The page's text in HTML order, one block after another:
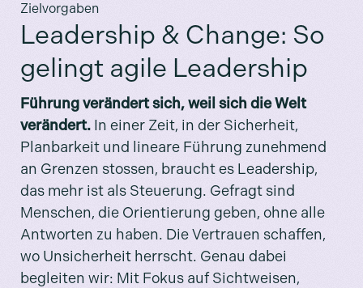
Zielvorgaben
Leadership & Change: So
gelingt agile Leadership
Führung verändert sich, weil sich die Welt
verändert. In einer Zeit, in der Sicherheit,
Planbarkeit und lineare Führung zunehmend
an Grenzen stossen, braucht es Leadership,
das mehr ist als Steuerung. Gefragt sind
Menschen, die Orientierung geben, ohne alle
Antworten zu haben. Die Vertrauen schaffen,
wo Unsicherheit herrscht. Genau dabei
begleiten wir: Mit Fokus auf Sichtweisen,